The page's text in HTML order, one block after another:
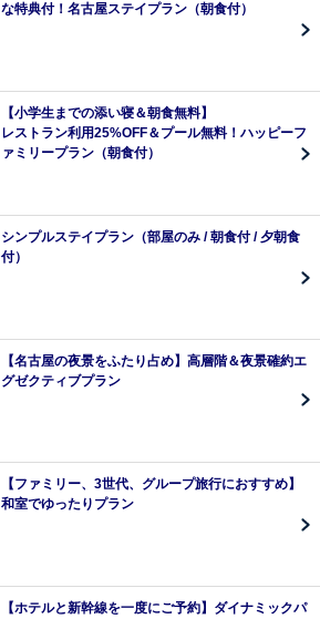
な特典付！名古屋ステイプラン（朝食付）
【小学生までの添い寝＆朝食無料】
レストラン利用25%OFF＆プール無料！ハッピーフ
ァミリープラン（朝食付）
シンプルステイプラン（部屋のみ / 朝食付 / 夕朝食
付）
【名古屋の夜景をふたり占め】高層階＆夜景確約エ
グゼクティブプラン
【ファミリー、3世代、グループ旅行におすすめ】
和室でゆったりプラン
【ホテルと新幹線を一度にご予約】ダイナミックパ